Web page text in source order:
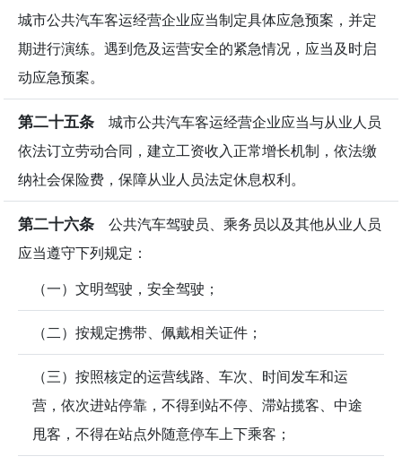
城市公共汽车客运经营企业应当制定具体应急预案，并定
期进行演练。遇到危及运营安全的紧急情况，应当及时启
动应急预案。
第二十五条 城市公共汽车客运经营企业应当与从业人员
依法订立劳动合同，建立工资收入正常增长机制，依法缴
纳社会保险费，保障从业人员法定休息权利。
第二十六条 公共汽车驾驶员、乘务员以及其他从业人员
应当遵守下列规定：
（一）文明驾驶，安全驾驶；
（二）按规定携带、佩戴相关证件；
（三）按照核定的运营线路、车次、时间发车和运
营，依次进站停靠，不得到站不停、滞站揽客、中途
甩客，不得在站点外随意停车上下乘客；